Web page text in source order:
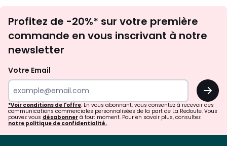
newsletter
Profitez de -20%* sur votre première
commande en vous inscrivant à notre
newsletter
Votre Email
OK
*Voir conditions de l'offre. En vous abonnant, vous consentez à recevoir des
communications commerciales personnalisées de la part de La Redoute. Vous
pouvez vous désabonner à tout moment. Pour en savoir plus, consultez
notre politique de confidentialité.